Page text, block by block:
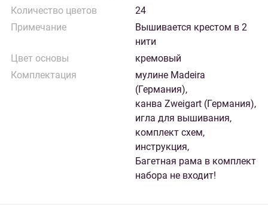
Количество цветов
24
Примечание
Вышивается крестом в 2
нити
Цвет основы
кремовый
Комплектация
мулине Madeira
(Германия),
канва Zweigart (Германия),
игла для вышивания,
комплект схем,
инструкция,
Багетная рама в комплект
набора не входит!